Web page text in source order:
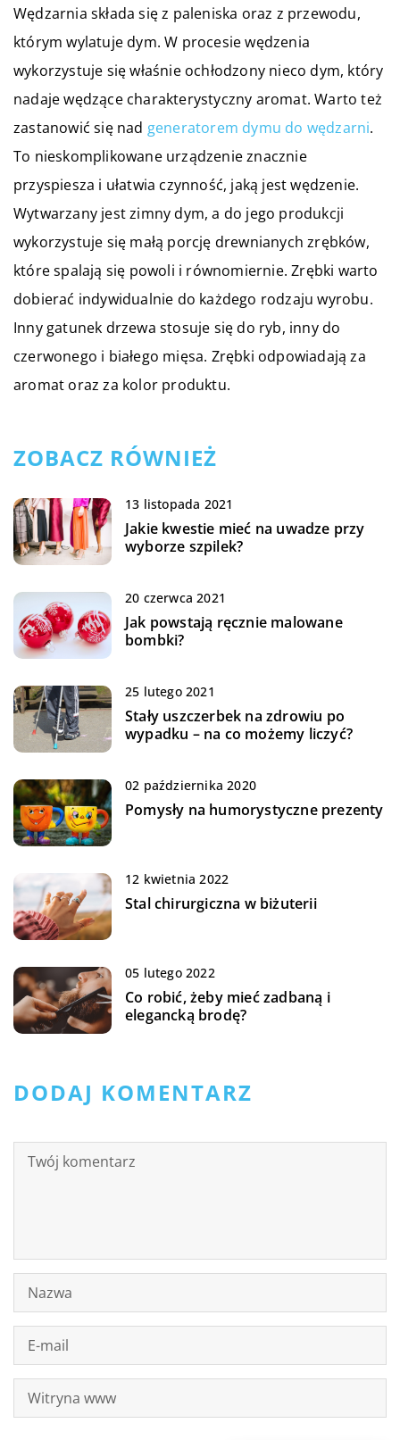
Wędzarnia składa się z paleniska oraz z przewodu,
którym wylatuje dym. W procesie wędzenia
wykorzystuje się właśnie ochłodzony nieco dym, który
nadaje wędzące charakterystyczny aromat. Warto też
zastanowić się nad generatorem dymu do wędzarni.
To nieskomplikowane urządzenie znacznie
przyspiesza i ułatwia czynność, jaką jest wędzenie.
Wytwarzany jest zimny dym, a do jego produkcji
wykorzystuje się małą porcję drewnianych zrębków,
które spalają się powoli i równomiernie. Zrębki warto
dobierać indywidualnie do każdego rodzaju wyrobu.
Inny gatunek drzewa stosuje się do ryb, inny do
czerwonego i białego mięsa. Zrębki odpowiadają za
aromat oraz za kolor produktu.
ZOBACZ RÓWNIEŻ
13 listopada 2021
Jakie kwestie mieć na uwadze przy
wyborze szpilek?
20 czerwca 2021
Jak powstają ręcznie malowane
bombki?
25 lutego 2021
Stały uszczerbek na zdrowiu po
wypadku – na co możemy liczyć?
02 października 2020
Pomysły na humorystyczne prezenty
12 kwietnia 2022
Stal chirurgiczna w biżuterii
05 lutego 2022
Co robić, żeby mieć zadbaną i
elegancką brodę?
DODAJ KOMENTARZ